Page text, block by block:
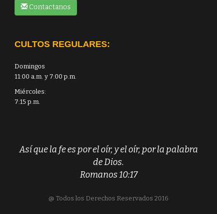
Contactanos
CULTOS REGULARES:
Domingos
11:00 a.m. y 7:00 p.m.
Miércoles:
7:15 p.m.
Así que la fe es por el oír, y el oír, por la palabra
de Dios.
Romanos 10:17
@ Todos los Derechos Reservados 2016